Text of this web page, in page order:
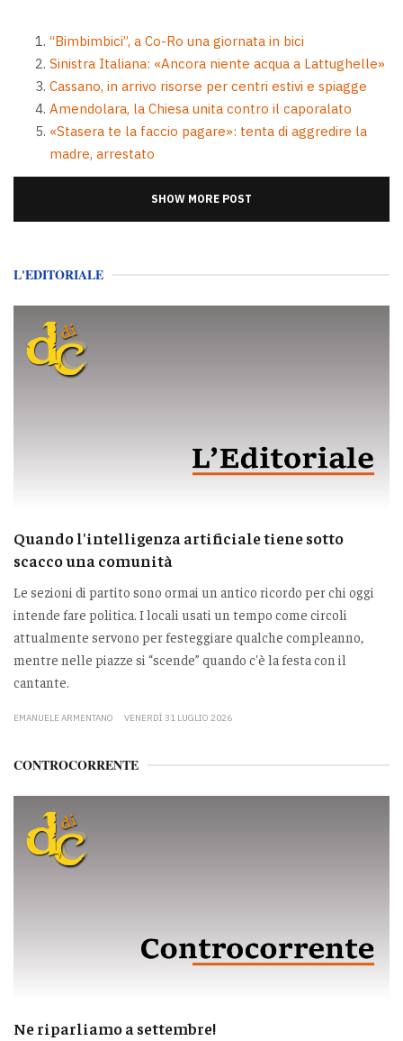
“Bimbimbici”, a Co-Ro una giornata in bici
Sinistra Italiana: «Ancora niente acqua a Lattughelle»
Cassano, in arrivo risorse per centri estivi e spiagge
Amendolara, la Chiesa unita contro il caporalato
«Stasera te la faccio pagare»: tenta di aggredire la
madre, arrestato
SHOW MORE POST
L'EDITORIALE
Quando l'intelligenza artificiale tiene sotto
scacco una comunità
Le sezioni di partito sono ormai un antico ricordo per chi oggi
intende fare politica. I locali usati un tempo come circoli
attualmente servono per festeggiare qualche compleanno,
mentre nelle piazze si “scende” quando c'è la festa con il
cantante.
EMANUELE ARMENTANO VENERDÌ 31 LUGLIO 2026
CONTROCORRENTE
Ne riparliamo a settembre!